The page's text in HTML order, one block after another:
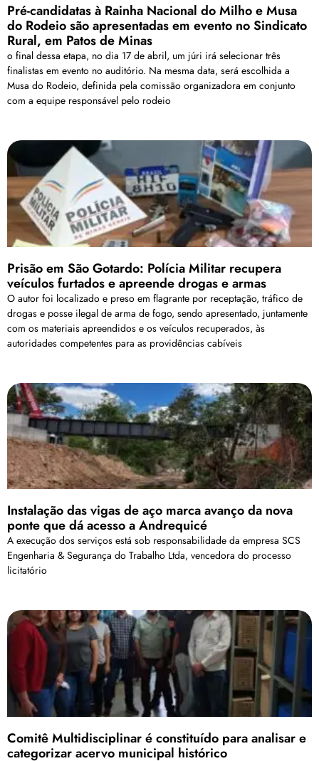
Pré-candidatas à Rainha Nacional do Milho e Musa
do Rodeio são apresentadas em evento no Sindicato
Rural, em Patos de Minas
o final dessa etapa, no dia 17 de abril, um júri irá selecionar três
finalistas em evento no auditório. Na mesma data, será escolhida a
Musa do Rodeio, definida pela comissão organizadora em conjunto
com a equipe responsável pelo rodeio
Prisão em São Gotardo: Polícia Militar recupera
veículos furtados e apreende drogas e armas
O autor foi localizado e preso em flagrante por receptação, tráfico de
drogas e posse ilegal de arma de fogo, sendo apresentado, juntamente
com os materiais apreendidos e os veículos recuperados, às
autoridades competentes para as providências cabíveis
Instalação das vigas de aço marca avanço da nova
ponte que dá acesso a Andrequicé
A execução dos serviços está sob responsabilidade da empresa SCS
Engenharia & Segurança do Trabalho Ltda, vencedora do processo
licitatório
Comitê Multidisciplinar é constituído para analisar e
categorizar acervo municipal histórico